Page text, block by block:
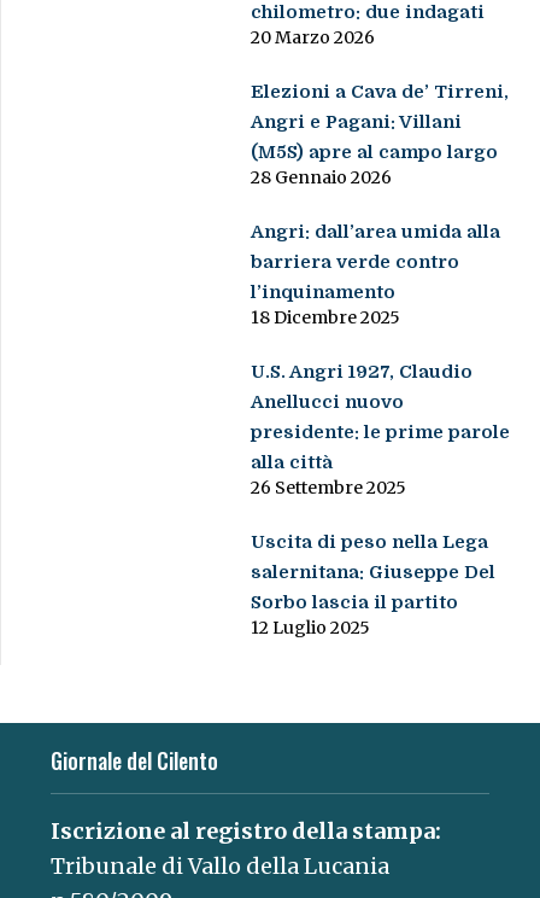
chilometro: due indagati
20 Marzo 2026
Elezioni a Cava de’ Tirreni,
Angri e Pagani: Villani
(M5S) apre al campo largo
28 Gennaio 2026
Angri: dall’area umida alla
barriera verde contro
l’inquinamento
18 Dicembre 2025
U.S. Angri 1927, Claudio
Anellucci nuovo
presidente: le prime parole
alla città
26 Settembre 2025
Uscita di peso nella Lega
salernitana: Giuseppe Del
Sorbo lascia il partito
12 Luglio 2025
Giornale del Cilento
Iscrizione al registro della stampa:
Tribunale di Vallo della Lucania